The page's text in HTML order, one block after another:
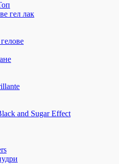
гел лак
and Sugar Effect